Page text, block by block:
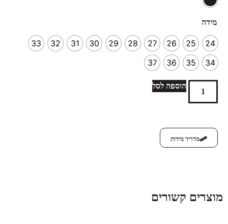
מידה
24
25
26
27
28
29
30
31
32
33
34
35
36
37
הוספה לסל
מדריך מידות
מוצרים קשורים